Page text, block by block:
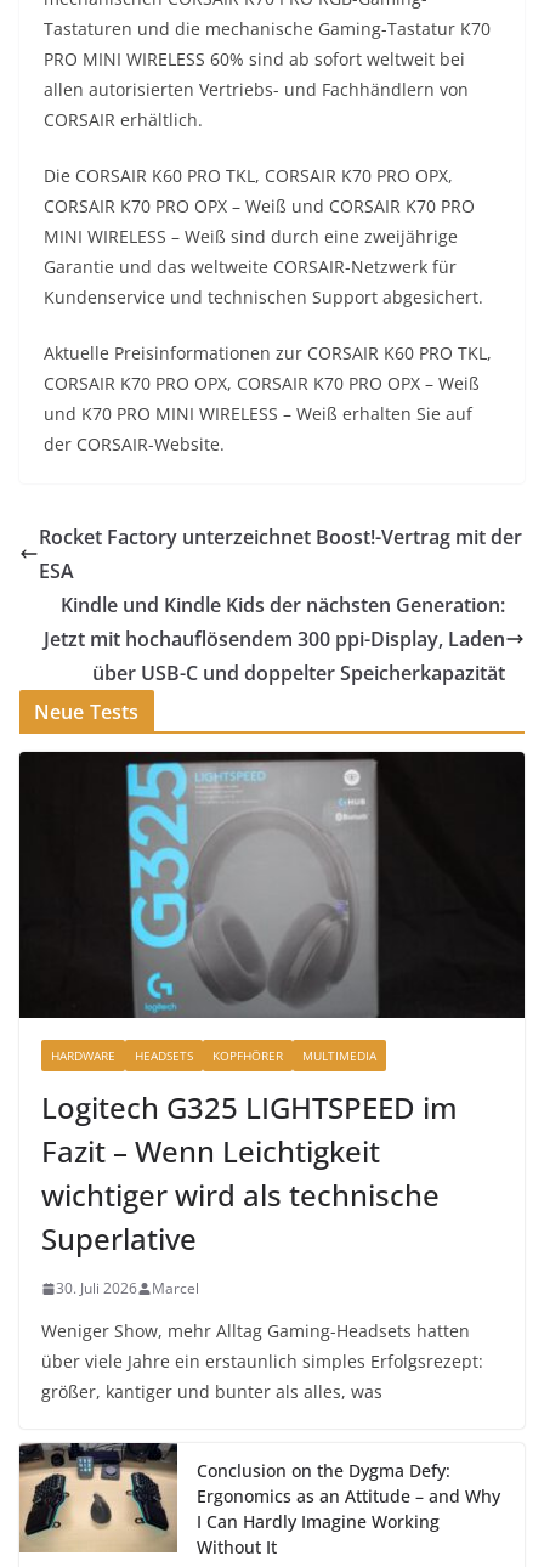
Tastaturen und die mechanische Gaming-Tastatur K70
PRO MINI WIRELESS 60% sind ab sofort weltweit bei
allen autorisierten Vertriebs- und Fachhändlern von
CORSAIR erhältlich.
Die CORSAIR K60 PRO TKL, CORSAIR K70 PRO OPX,
CORSAIR K70 PRO OPX – Weiß und CORSAIR K70 PRO
MINI WIRELESS – Weiß sind durch eine zweijährige
Garantie und das weltweite CORSAIR-Netzwerk für
Kundenservice und technischen Support abgesichert.
Aktuelle Preisinformationen zur CORSAIR K60 PRO TKL,
CORSAIR K70 PRO OPX, CORSAIR K70 PRO OPX – Weiß
und K70 PRO MINI WIRELESS – Weiß erhalten Sie auf
der CORSAIR-Website.
Rocket Factory unterzeichnet Boost!-Vertrag mit der
ESA
Kindle und Kindle Kids der nächsten Generation:
Jetzt mit hochauflösendem 300 ppi-Display, Laden
über USB-C und doppelter Speicherkapazität
Neue Tests
HARDWARE HEADSETS KOPFHÖRER MULTIMEDIA
Logitech G325 LIGHTSPEED im
Fazit – Wenn Leichtigkeit
wichtiger wird als technische
Superlative
30. Juli 2026 Marcel
Weniger Show, mehr Alltag Gaming-Headsets hatten
über viele Jahre ein erstaunlich simples Erfolgsrezept:
größer, kantiger und bunter als alles, was
Conclusion on the Dygma Defy:
Ergonomics as an Attitude – and Why
I Can Hardly Imagine Working
Without It